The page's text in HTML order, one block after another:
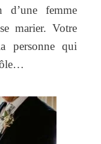
d’une femme
marier. Votre
personne qui